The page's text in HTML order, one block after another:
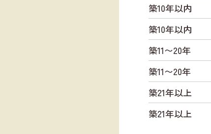
築10年以内
築10年以内
築11〜20年
築11〜20年
築21年以上
築21年以上